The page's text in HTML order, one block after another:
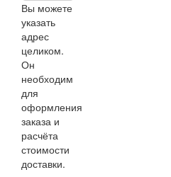
Вы можете
указать
адрес
целиком.
Он
необходим
для
оформления
заказа и
расчёта
стоимости
доставки.